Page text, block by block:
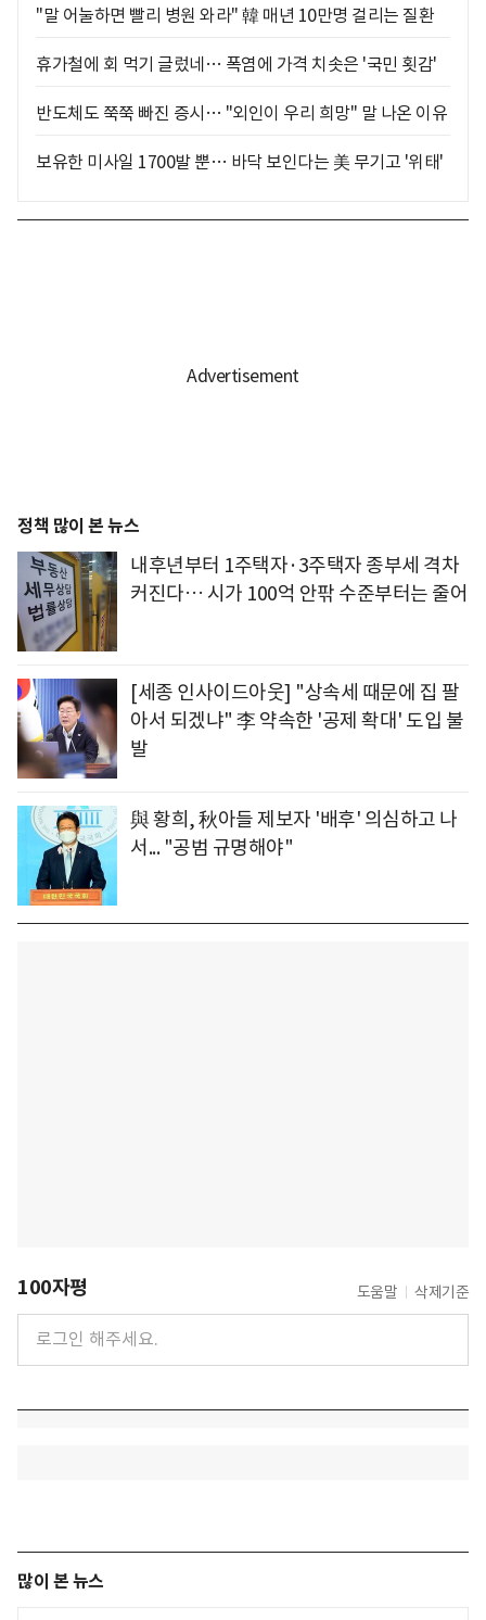
"말 어눌하면 빨리 병원 와라" 韓 매년 10만명 걸리는 질환
휴가철에 회 먹기 글렀네… 폭염에 가격 치솟은 '국민 횟감'
반도체도 쭉쭉 빠진 증시… "외인이 우리 희망" 말 나온 이유
보유한 미사일 1700발 뿐… 바닥 보인다는 美 무기고 '위태'
정책 많이 본 뉴스
내후년부터 1주택자·3주택자 종부세 격차
커진다… 시가 100억 안팎 수준부터는 줄어
[세종 인사이드아웃] "상속세 때문에 집 팔
아서 되겠냐" 李 약속한 '공제 확대' 도입 불
발
與 황희, 秋아들 제보자 '배후' 의심하고 나
서... "공범 규명해야"
100자평 도움말 삭제기준
많이 본 뉴스